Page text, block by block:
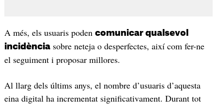
A més, els usuaris poden comunicar qualsevol
incidènciasobre neteja o desperfectes, així com fer-ne
el seguiment i proposar millores.
Al llarg dels últims anys, el nombre d’usuaris d’aquesta
eina digital ha incrementat significativament. Durant tot